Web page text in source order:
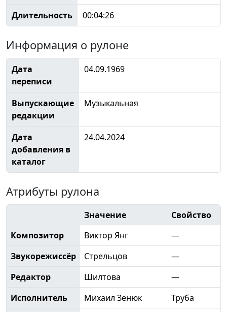
Длительность
00:04:26
Информация о рулоне
Дата
переписи
04.09.1969
Выпускающие
редакции
Музыкальная
Дата
добавления в
каталог
24.04.2024
Атрибуты рулона
Значение
Свойство
Композитор
Виктор Янг
—
Звукорежиссёр
Стрельцов
—
Редактор
Шилтова
—
Исполнитель
Михаил Зенюк
Труба